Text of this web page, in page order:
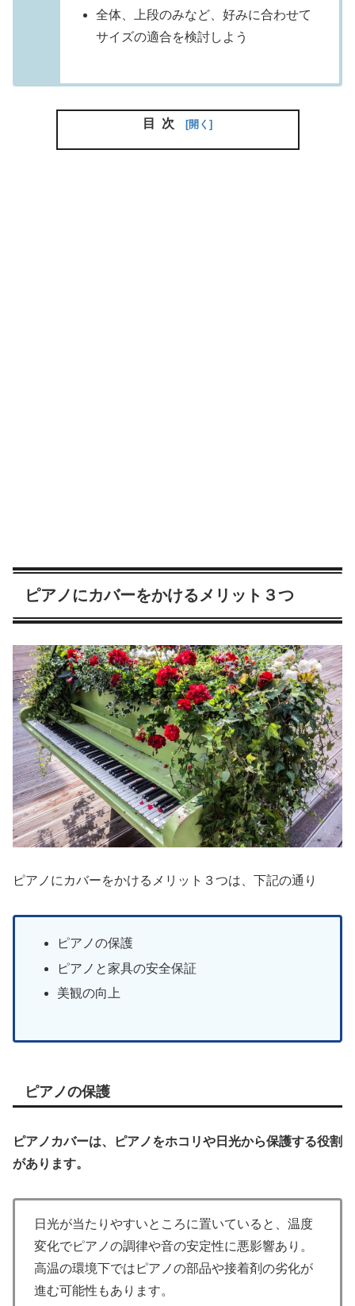
全体、上段のみなど、好みに合わせて
サイズの適合を検討しよう
目次
ピアノにカバーをかけるメリット３つ
ピアノにカバーをかけるメリット３つは、下記の通り
ピアノの保護
ピアノと家具の安全保証
美観の向上
ピアノの保護
ピアノカバーは、ピアノをホコリや日光から保護する役割
があります。
日光が当たりやすいところに置いていると、温度
変化でピアノの調律や音の安定性に悪影響あり。
高温の環境下ではピアノの部品や接着剤の劣化が
進む可能性もあります。